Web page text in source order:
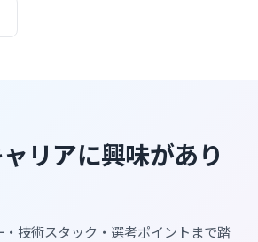
リアに興味があり
技術スタック・選考ポイントまで踏